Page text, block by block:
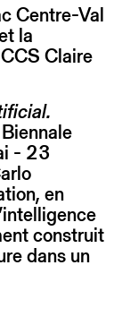
Centre-Val
la
Claire
- 23
en
construit
dans un